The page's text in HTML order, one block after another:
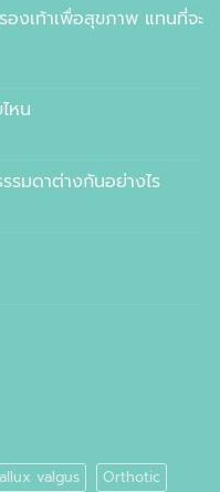
งเท้าเพื่อสุขภาพ แทนที่จะ
หน
รมดาต่างกันอย่างไร
valgus
Orthotic